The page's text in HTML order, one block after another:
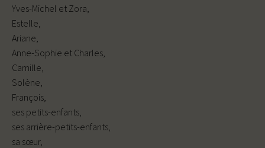
Yves-Michel et Zora,
Estelle,
Ariane,
Anne-Sophie et Charles,
Camille,
Solène,
François,
ses petits-enfants,
ses arrière-petits-enfants,
sa sœur,